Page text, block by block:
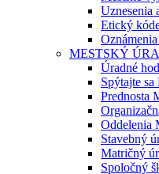
Uznesenia
Etický
MESTSKÝ
Úradné
Spýtajte
Prednosta
Oddelenia
Stavebný
Matričný
Spoločný